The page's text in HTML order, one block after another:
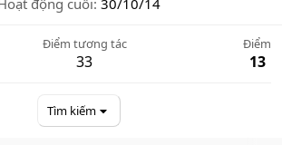
động cuối 30/10/14
Điểm tương tác
33
Điểm
13
Tìm kiếm